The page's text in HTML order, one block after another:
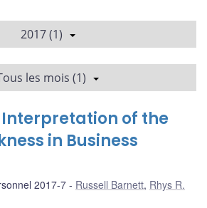
2017 (1)
les mois (1)
of the
in Business
2017-7 Russell Barnett, Rhys R.